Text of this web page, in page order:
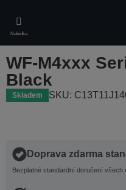
main
content
Nabídka
WF-M4xxx
Black
Skladem SKU:
Doprava zdarma
Bezplatné standardní doručení